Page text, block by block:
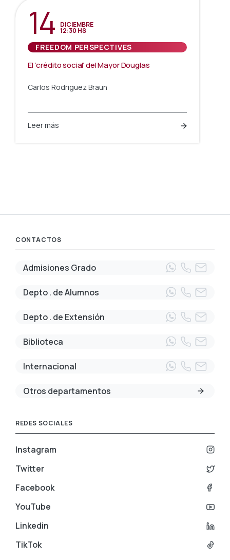
14 DICIEMBRE
12:30 HS
FREEDOM PERSPECTIVES
El ‘crédito social’ del Mayor Douglas
Carlos Rodriguez Braun
Leer más
CONTACTOS
Admisiones Grado
Depto . de Alumnos
Depto . de Extensión
Biblioteca
Internacional
Otros departamentos
REDES SOCIALES
Instagram
Twitter
Facebook
YouTube
Linkedin
TikTok